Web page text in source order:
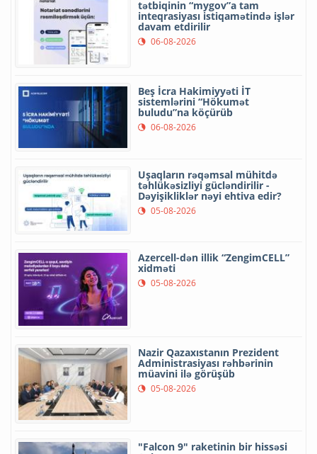
tətbiqinin “mygov”a tam
inteqrasiyası istiqamətində işlər
davam etdirilir
06-08-2026
Beş İcra Hakimiyyəti İT
sistemlərini “Hökumət
buludu”na köçürüb
06-08-2026
Uşaqların rəqəmsal mühitdə
təhlükəsizliyi gücləndirilir -
Dəyişikliklər nəyi ehtiva edir?
05-08-2026
Azercell-dən illik “ZengimCELL”
xidməti
05-08-2026
Nazir Qazaxıstanın Prezident
Administrasiyası rəhbərinin
müavini ilə görüşüb
05-08-2026
"Falcon 9" raketinin bir hissəsi